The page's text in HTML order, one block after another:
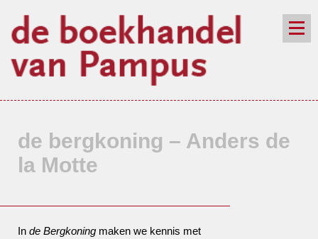
nieuwsbrief
de bergkoning – Anders de
la Motte
In de Bergkoning maken we kennis met